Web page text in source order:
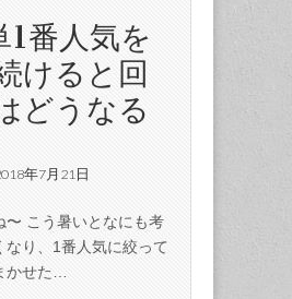
1番人気を
けると回
どうなる
年7月21日
〜 こう暑いとなにも考
なり、1番人気に絞って
かせた…